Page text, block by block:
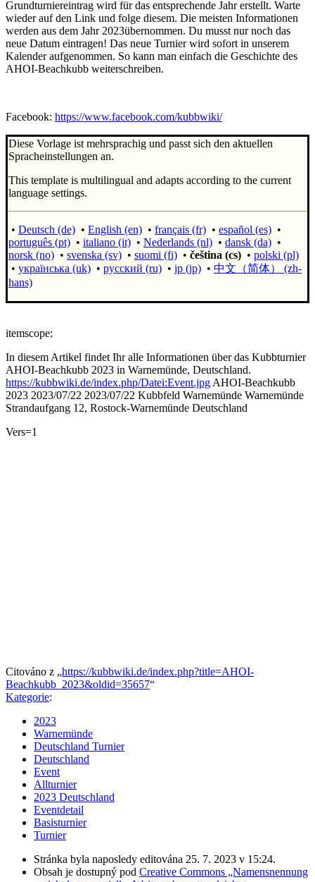
Grundturniereintrag wird für das entsprechende Jahr erstellt. Warte
wieder auf den Link und folge diesem. Die meisten Informationen
werden aus dem Jahr 2023übernommen. Du musst nur noch das
neue Datum eintragen! Das neue Turnier wird sofort in unserem
Kalender aufgenommen. So kann man einfach die Geschichte des
AHOI-Beachkubb weiterschreiben.
Facebook: https://www.facebook.com/kubbwiki/
Diese Vorlage ist mehrsprachig und passt sich den aktuellen
Spracheinstellungen an.
This template is multilingual and adapts according to the current
language settings.
• Deutsch (de) • English (en) • français (fr) • español (es) •
português (pt) • italiano (it) • Nederlands (nl) • dansk (da) •
norsk (no) • svenska (sv) • suomi (fi) • čeština (cs) • polski (pl)
• українська (uk) • русский (ru) • jp (jp) • 中文（简体）‎ (zh-
hans)
itemscope:
In diesem Artikel findet Ihr alle Informationen über das Kubbturnier
AHOI-Beachkubb 2023 in Warnemünde, Deutschland.
https://kubbwiki.de/index.php/Datei:Event.jpgAHOI-Beachkubb
2023 2023/07/22 2023/07/22 Kubbfeld Warnemünde Warnemünde
Strandaufgang 12, Rostock-Warnemünde Deutschland
Vers=1
Citováno z „https://kubbwiki.de/index.php?title=AHOI-
Beachkubb_2023&oldid=35657“
Kategorie:
2023
Warnemünde
Deutschland Turnier
Deutschland
Event
Allturnier
2023 Deutschland
Eventdetail
Basisturnier
Turnier
Stránka byla naposledy editována 25. 7. 2023 v 15:24.
Obsah je dostupný pod Creative Commons „Namensnennung